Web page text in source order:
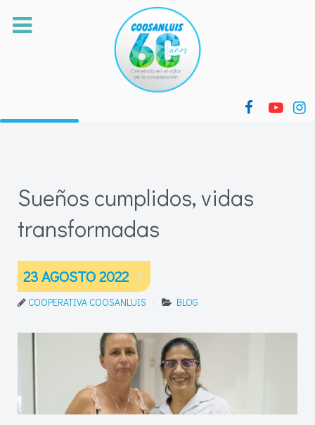
Sueños cumplidos, vidas
transformadas
23 AGOSTO 2022
COOPERATIVA COOSANLUIS BLOG